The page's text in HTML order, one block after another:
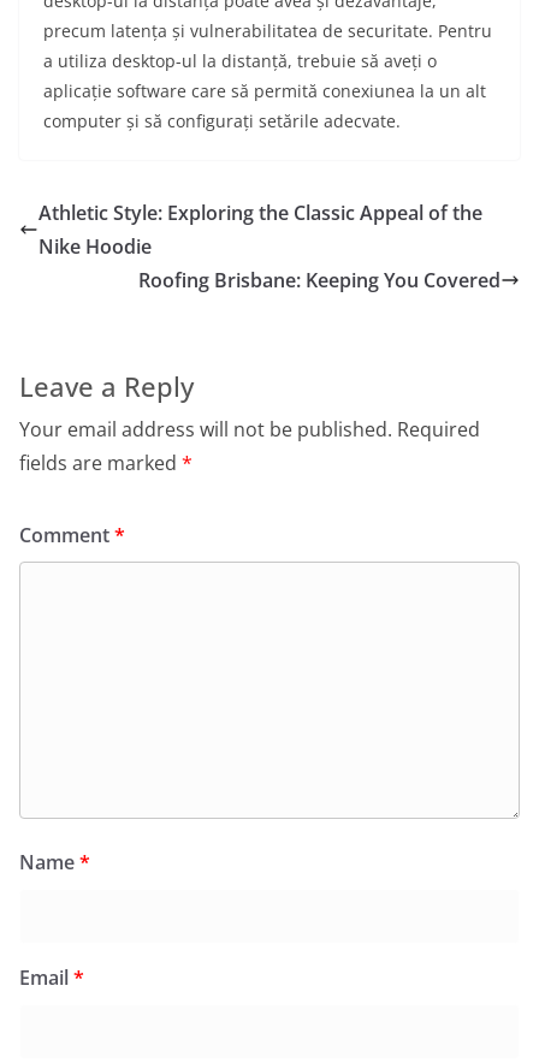
precum latența și vulnerabilitatea de securitate. Pentru
a utiliza desktop-ul la distanță, trebuie să aveți o
aplicație software care să permită conexiunea la un alt
computer și să configurați setările adecvate.
Athletic Style: Exploring the Classic Appeal of the
Nike Hoodie
Roofing Brisbane: Keeping You Covered
Leave a Reply
Your email address will not be published. Required
fields are marked *
Comment*
Name*
Email*